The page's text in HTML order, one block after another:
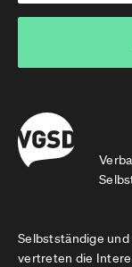
Selbstständige
vertreten die